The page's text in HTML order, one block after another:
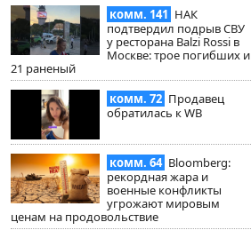
комм. 141 НАК
подтвердил подрыв СВУ
у ресторана Balzi Rossi в
Москве: трое погибших и
21 раненый
комм. 72 Продавец
обратилась к WB
комм. 64 Bloomberg:
рекордная жара и
военные конфликты
угрожают мировым
ценам на продовольствие